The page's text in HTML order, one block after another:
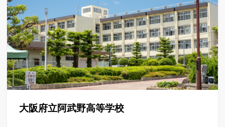
大阪府立阿武野高等学校